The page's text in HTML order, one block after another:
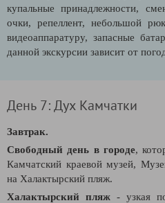
купальные принадлежности,
очки, репеллент, небольшой
видеоаппаратуру, запасные
данной экскурсии зависит от
День 7: Дух Камчатки
Завтрак.
Свободный день в городе,
Камчатский краевой музей,
на Халактырский пляж.
Халактырский пляж - узкая